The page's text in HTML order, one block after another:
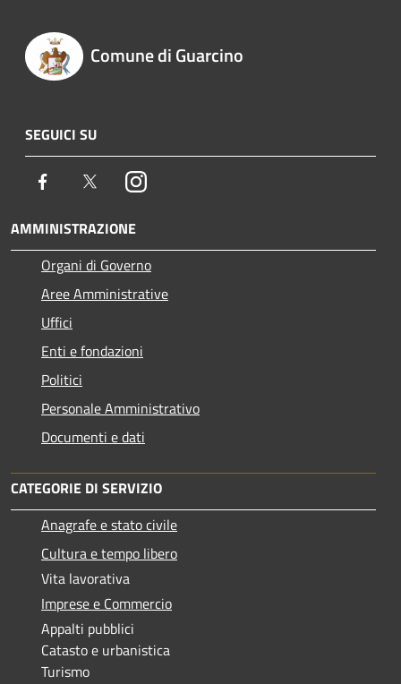
Comune di Guarcino
SEGUICI SU
Facebook TwitterInstagram
AMMINISTRAZIONE
Organi di Governo
Aree Amministrative
Uffici
Enti e fondazioni
Politici
Personale Amministrativo
Documenti e dati
CATEGORIE DI SERVIZIO
Anagrafe e stato civile
Cultura e tempo libero
Vita lavorativa
Imprese e Commercio
Appalti pubblici
Catasto e urbanistica
Turismo